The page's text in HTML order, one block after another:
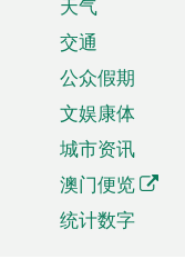
天气
交通
公众假期
文娱康体
城市资讯
澳门便览
统计数字